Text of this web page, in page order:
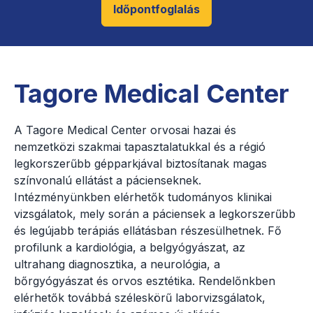
Időpontfoglalás
Tagore Medical Center
A Tagore Medical Center orvosai hazai és
nemzetközi szakmai tapasztalatukkal és a régió
legkorszerűbb gépparkjával biztosítanak magas
színvonalú ellátást a pácienseknek.
Intézményünkben elérhetők tudományos klinikai
vizsgálatok, mely során a páciensek a legkorszerűbb
és legújabb terápiás ellátásban részesülhetnek. Fő
profilunk a kardiológia, a belgyógyászat, az
ultrahang diagnosztika, a neurológia, a
bőrgyógyászat és orvos esztétika. Rendelőnkben
elérhetők továbbá széleskörű laborvizsgálatok,